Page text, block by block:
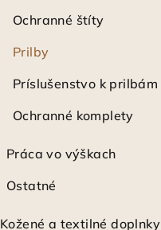
Ochranné štíty
Prilby
Príslušenstvo k prilbám
Ochranné komplety
Práca vo výškach
Ostatné
Kožené a textilné doplnky